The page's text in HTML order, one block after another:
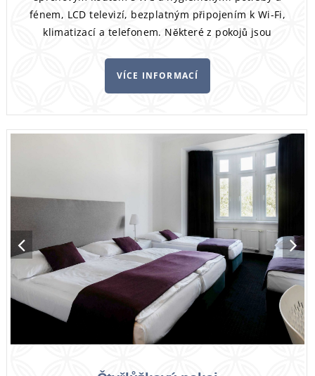
fénem, LCD televizí, bezplatným připojením k Wi-Fi,
klimatizací a telefonem. Některé z pokojů jsou
VÍCE INFORMACÍ